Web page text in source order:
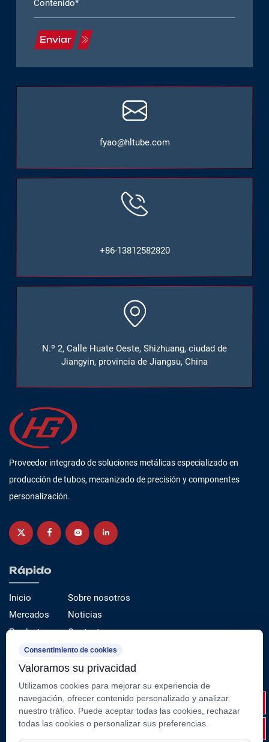
Enviar
fyao@hltube.com
+86-13812582820
N.º 2, Calle Huate Oeste, Shizhuang, ciudad de
Jiangyin, provincia de Jiangsu, China
Proveedor integrado de soluciones metálicas especializado en
producción de tubos, mecanizado de precisión y componentes
personalización.
Rápido
Inicio
Mercados
Productos
Servicio
Sobre nosotros
Noticias
Contacto
Categorías de productos
Tubo de acero de precisión （estirado en frío）
Tubo y varilla del cilindro
Componentes y conjuntos de acero fabricados
Consentimiento de cookies
Valoramos su privacidad
Utilizamos cookies para mejorar su experiencia de
navegación, ofrecer contenido personalizado y analizar
nuestro tráfico. Puede aceptar todas las cookies, rechazar
todas las cookies o personalizar sus preferencias.